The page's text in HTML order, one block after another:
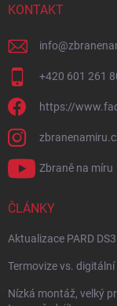
KONTAKT
info@
+420 601 261
https://
Zbraně na míru
ČLÁNKY
Aktualizace PARD
Termovize vs.
Nízká montáž, velký